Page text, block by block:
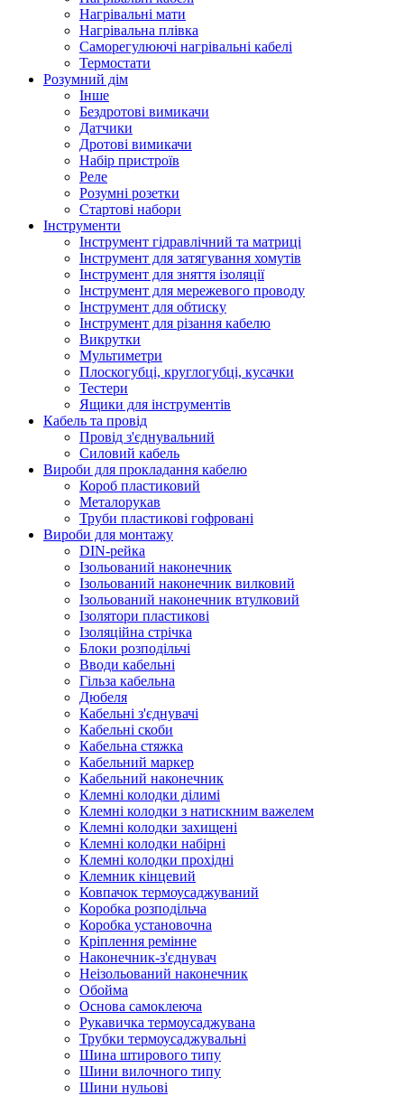
Нагрівальні мати
Нагрівальна плівка
Саморегулюючі нагрівальні кабелі
Термостати
Розумний дім
Інше
Бездротові вимикачи
Датчики
Дротові вимикачи
Набір пристроїв
Реле
Розумні розетки
Стартові набори
Інструменти
Інструмент гідравлічний та матриці
Інструмент для затягування хомутів
Інструмент для зняття ізоляції
Інструмент для мережевого проводу
Інструмент для обтиску
Інструмент для різання кабелю
Викрутки
Мультиметри
Плоскогубці, круглогубці, кусачки
Тестери
Ящики для інструментів
Кабель та провід
Провід з'єднувальний
Силовий кабель
Вироби для прокладання кабелю
Короб пластиковий
Металорукав
Труби пластикові гофровані
Вироби для монтажу
DIN-рейка
Ізольований наконечник
Ізольований наконечник вилковий
Ізольований наконечник втулковий
Ізолятори пластикові
Ізоляційна стрічка
Блоки розподільчі
Вводи кабельні
Гільза кабельна
Дюбеля
Кабельнi з'єднувачi
Кабельні скоби
Кабельна стяжка
Кабельний маркер
Кабельний наконечник
Клемні колодки ділимі
Клемні колодки з натискним важелем
Клемні колодки захищені
Клемні колодки набірні
Клемні колодки прохідні
Клемник кінцевий
Ковпачок термоусаджуваний
Коробка розподільча
Коробка установочна
Кріплення ремінне
Наконечник-з'єднувач
Неізольований наконечник
Обойма
Основа самоклеюча
Рукавичка термоусаджувана
Трубки термоусаджувальні
Шина штирового типу
Шини вилочного типу
Шини нульові